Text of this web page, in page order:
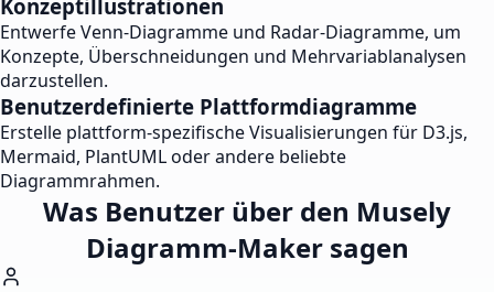
Konzeptillustrationen
Entwerfe Venn-Diagramme und Radar-Diagramme, um
Konzepte, Überschneidungen und Mehrvariablanalysen
darzustellen.
Benutzerdefinierte Plattformdiagramme
Erstelle plattform-spezifische Visualisierungen für D3.js,
Mermaid, PlantUML oder andere beliebte
Diagrammrahmen.
Was Benutzer über den Musely
Diagramm-Maker sagen